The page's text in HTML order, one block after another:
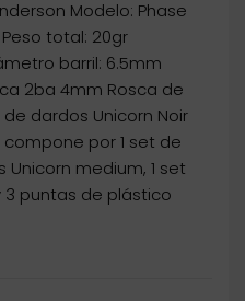
Modelo: Phase
total: 20gr
barril: 6.5mm
2ba 4mm Rosca de
dardos Unicorn Noir
compone por 1 set de
Unicorn medium, 1 set
3 puntas de plástico